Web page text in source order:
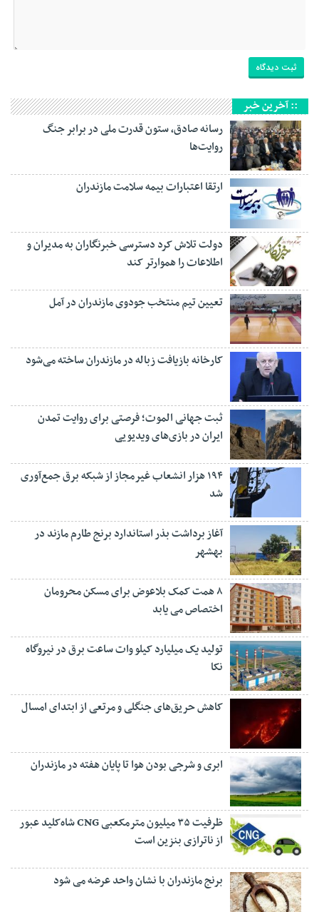
:: آخرین خبر
رسانه‌ صادق، ستون قدرت ملی در برابر جنگ
روایت‌ها
ارتقا اعتبارات بیمه سلامت مازندران
دولت تلاش کرد دسترسی خبرنگاران به مدیران و
اطلاعات را هموارتر کند
تعیین تیم منتخب جودوی مازندران در آمل
کارخانه بازیافت زباله در مازندران ساخته می‌شود
ثبت جهانی الموت؛ فرصتی برای روایت تمدن
ایران در بازی‌های ویدیویی
۱۹۴ هزار انشعاب غیرمجاز از شبکه برق جمع‌آوری
شد
آغاز برداشت بذر استاندارد برنج طارم مازند در
بهشهر
۸ همت کمک بلاعوض برای مسکن محرومان
اختصاص می یابد
تولید یک میلیارد کیلو وات ساعت برق در نیروگاه
نکا
کاهش حریق‌های جنگلی و مرتعی از ابتدای امسال
ابری و شرجی بودن هوا تا پایان هفته در مازندران
ظرفیت ۳۵ میلیون مترمکعبی CNG شاه‌کلید عبور
از ناترازی بنزین است
برنج مازندران با نشان واحد عرضه می شود